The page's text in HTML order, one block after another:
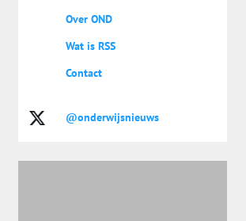
Over OND
Wat is RSS
Contact
@onderwijsnieuws